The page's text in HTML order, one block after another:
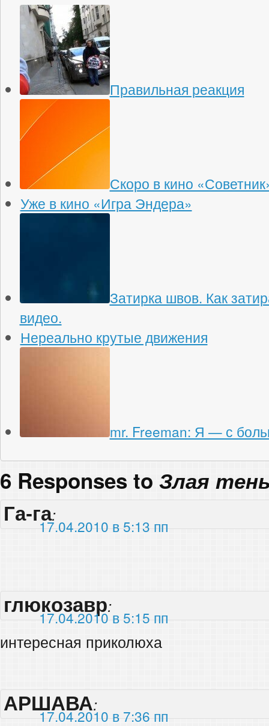
Правильная реакция
Скоро в кино
Уже в кино «Игра Эндера»
Затирка швов. Как
видео.
Нереально крутые движения
mr. Freeman: Я — с
6 Responses to Злая
Га-га:
17.04.2010 в 5:13 пп
глюкозавр:
17.04.2010 в 5:15 пп
интересная приколюха
АРШАВА:
17.04.2010 в 7:36 пп